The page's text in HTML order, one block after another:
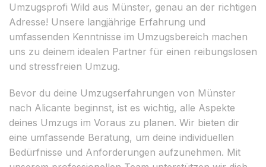
Umzugsprofi Wild aus Münster, genau an der richtigen
Adresse! Unsere langjährige Erfahrung und
umfassenden Kenntnisse im Umzugsbereich machen
uns zu deinem idealen Partner für einen reibungslosen
und stressfreien Umzug.
Bevor du deine Umzugserfahrungen von Münster
nach Alicante beginnst, ist es wichtig, alle Aspekte
deines Umzugs im Voraus zu planen. Wir bieten dir
eine umfassende Beratung, um deine individuellen
Bedürfnisse und Anforderungen aufzunehmen. Mit